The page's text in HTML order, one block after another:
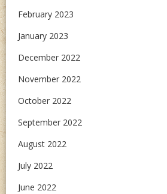
February 2023
January 2023
December 2022
November 2022
October 2022
September 2022
August 2022
July 2022
June 2022